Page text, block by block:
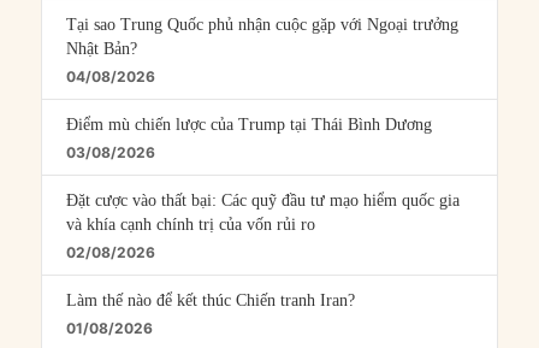
Tại sao Trung Quốc phủ nhận cuộc gặp với Ngoại trưởng
Nhật Bản?
04/08/2026
Điểm mù chiến lược của Trump tại Thái Bình Dương
03/08/2026
Đặt cược vào thất bại: Các quỹ đầu tư mạo hiểm quốc gia
và khía cạnh chính trị của vốn rủi ro
02/08/2026
Làm thế nào để kết thúc Chiến tranh Iran?
01/08/2026